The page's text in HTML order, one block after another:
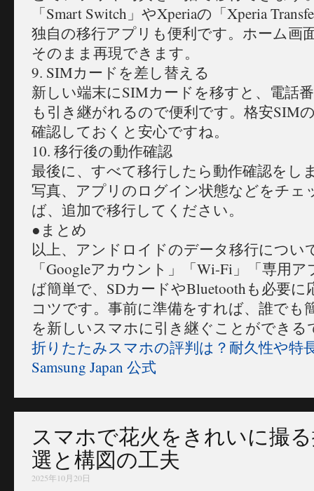
「Smart Switch」やXperiaの「Xperia
独自の移行アプリも便利です。ホーム画
そのまま再現できます。
9. SIMカードを差し替える
新しい端末にSIMカードを移すと、電話
も引き継がれるので便利です。格安SIM
確認しておくと安心ですね。
10. 移行後の動作確認
最後に、すべて移行したら動作確認をし
写真、アプリのログイン状態などをチェ
ば、追加で移行してください。
●まとめ
以上、アンドロイドのデータ移行につい
「Googleアカウント」「Wi-Fi」「専用
ば簡単で、SDカードやBluetoothも必要
コツです。事前に準備をすれば、誰でも
を新しいスマホに引き継ぐことができる
折りたたみスマホの評判は？耐久性や特
Samsung Japan 公式
スマホで花火をきれいに撮
選と構図の工夫
2025年10月20日